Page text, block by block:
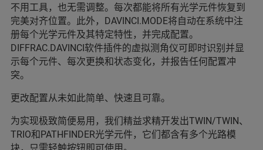
不用工具，也无需调整。每次都能将所有光学元件恢复到
完美对齐位置。此外，DAVINCI.MODE将自动在系统中注
册每个光学元件及其特定特性，并完成配置。
DIFFRAC.DAVINCI软件插件的虚拟测角仪可即时识别并显
示每个元件、每次更换和状态变化，并报告任何配置冲
突。
更改配置从未如此简单、快速且可靠。
为实现极致简便易用，我们精益求精开发出TWIN/TWIN、
TRIO和PATHFINDER光学元件，它们都含有多个光路模
块，只需轻触按钮即可使用。